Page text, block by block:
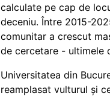
calculate pe cap de
deceniu. Între 2015-
comunitar a crescut
de cercetare - ultimele
Universitatea din
reamplasat vulturul și